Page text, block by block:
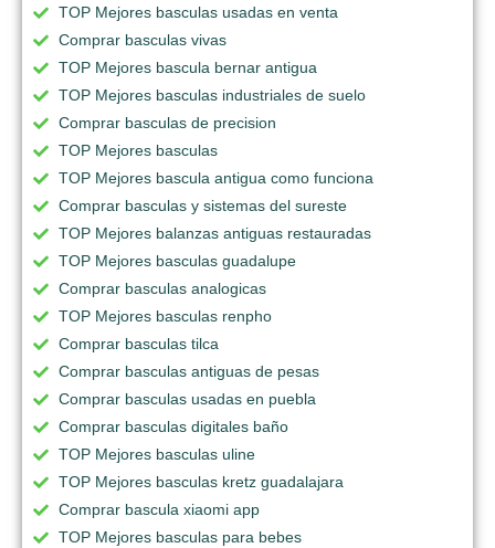
TOP Mejores basculas usadas en venta
Comprar basculas vivas
TOP Mejores bascula bernar antigua
TOP Mejores basculas industriales de suelo
Comprar basculas de precision
TOP Mejores basculas
TOP Mejores bascula antigua como funciona
Comprar basculas y sistemas del sureste
TOP Mejores balanzas antiguas restauradas
TOP Mejores basculas guadalupe
Comprar basculas analogicas
TOP Mejores basculas renpho
Comprar basculas tilca
Comprar basculas antiguas de pesas
Comprar basculas usadas en puebla
Comprar basculas digitales baño
TOP Mejores basculas uline
TOP Mejores basculas kretz guadalajara
Comprar bascula xiaomi app
TOP Mejores basculas para bebes